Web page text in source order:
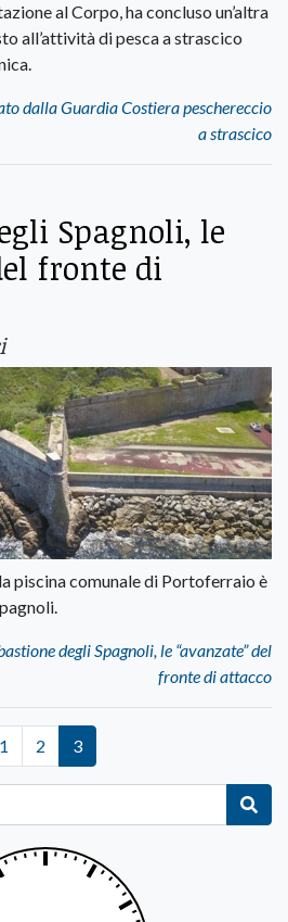
al Corpo, ha concluso un’altra
all’attività di pesca a strascico
dalla Guardia Costiera peschereccio
a strascico
Spagnoli, le
fronte di
piscina comunale di Portoferraio è
degli Spagnoli, le “avanzate” del
fronte di attacco
1 2 3